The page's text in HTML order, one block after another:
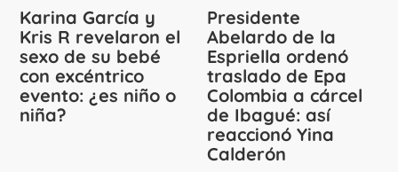
Karina García y
Kris R revelaron el
sexo de su bebé
con excéntrico
evento: ¿es niño o
niña?
Presidente
Abelardo de la
Espriella ordenó
traslado de Epa
Colombia a cárcel
de Ibagué: así
reaccionó Yina
Calderón